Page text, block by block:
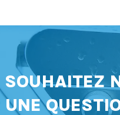
SOUHAITEZ
UNE